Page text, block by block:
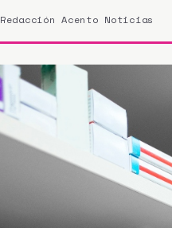
Redacción Acento Noticias